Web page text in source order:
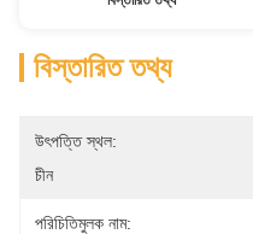
বিস্তারিত তথ্য
উৎপত্তি স্থল:
চীন
পরিচিতিমুলক নাম: